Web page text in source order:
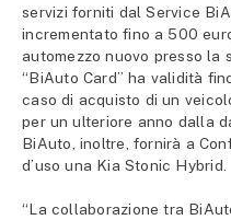
servizi forniti dal Service
incrementato fino a 500
automezzo nuovo presso la
“BiAuto Card” ha validità
caso di acquisto di un
per un ulteriore anno dalla
BiAuto, inoltre, fornirà a
d’uso una Kia Stonic Hybrid.
“La collaborazione tra